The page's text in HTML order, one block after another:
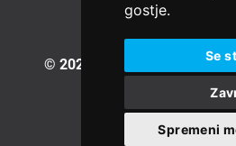
gostje.
Se
Spremeni
© 2023 Vesselspa.com